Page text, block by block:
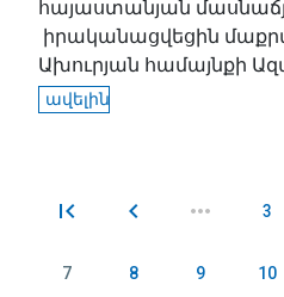
հայաստանյան
իրականացվեցին
Ախուրյան համայնքի
ավելին
Էջեր 3
7 8 9 10